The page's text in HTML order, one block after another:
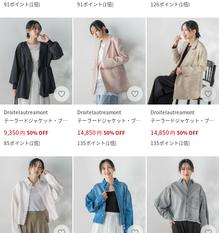
91ポイント(1倍)
91ポイント(1倍)
126ポイント(1倍)
Droitelautreamont
テーラードジャケット・ブレザー
9,350 円 50%OFF
85ポイント(1倍)
Droitelautreamont
テーラードジャケット・ブレザー
14,850 円 50%OFF
135ポイント(1倍)
Droitelautreamont
テーラードジャケット・ブレザー
14,850 円 50%OFF
135ポイント(1倍)